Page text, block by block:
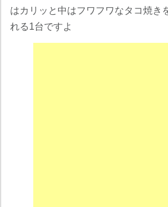
はカリッと中はフワフワなタコ焼き
れる1台ですよ